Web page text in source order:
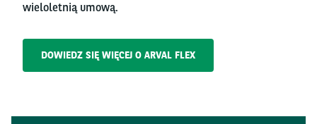
wieloletnią umową.
DOWIEDZ SIĘ WIĘCEJ O ARVAL FLEX